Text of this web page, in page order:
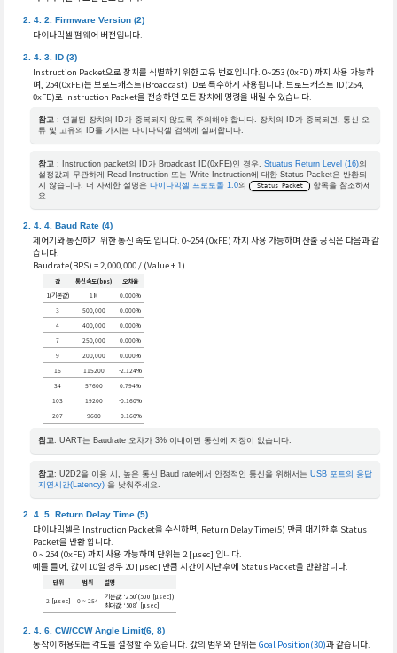
Firmware Version (2)
다이나믹셀 펌웨어 버전입니다.
ID (3)
Instruction Packet으로 장치를 식별하기 위한 고유 번호입니다. 0~253 (0xFD) 까지 사용 가능하
며, 254(0xFE)는 브로드캐스트(Broadcast) ID로 특수하게 사용됩니다. 브로드캐스트 ID(254,
0xFE)로 Instruction Packet을 전송하면 모든 장치에 명령을 내릴 수 있습니다.
참고 : 연결된 장치의 ID가 중복되지 않도록 주의해야 합니다. 장치의 ID가 중복되면, 통신 오
류 및 고유의 ID를 가지는 다이나믹셀 검색에 실패합니다.
참고 : Instruction packet의 ID가 Broadcast ID(0xFE)인 경우,Stuatus Return Level (16)의
설정값과 무관하게 Read Instruction 또는 Write Instruction에 대한 Status Packet은 반환되
지 않습니다. 더 자세한 설명은다이나믹셀 프로토콜 1.0의 Status Packet
항목을 참조하세
요.
Baud Rate (4)
제어기와 통신하기 위한 통신 속도 입니다. 0~254 (0xFE) 까지 사용 가능하며 산출 공식은 다음과 같
습니다.
Baudrate(BPS) = 2,000,000 / (Value + 1)
값 통신속도(bps)
오차율
1(기본값)
1M
0.000%
3
500,000
0.000%
4
400,000
0.000%
7
250,000
0.000%
9
200,000
0.000%
16
115200
-2.124%
34
57600
0.794%
103
19200
-0.160%
207
9600 -0.160%
참고: UART는 Baudrate 오차가 3% 이내이면 통신에 지장이 없습니다.
참고: U2D2을 이용 시, 높은 통신 Baud rate에서 안정적인 통신을 위해서는USB 포트의 응답
지연시간(Latency) 을 낮춰주세요.
Return Delay Time (5)
다이나믹셀은 Instruction Packet을 수신하면, Return Delay Time(5) 만큼 대기한 후 Status
Packet을 반환 합니다.
0 ~ 254 (0xFE) 까지 사용 가능하며 단위는 2 [μsec] 입니다.
예를 들어, 값이 10일 경우 20 [μsec] 만큼 시간이 지난 후에 Status Packet을 반환합니다.
단위 범위 설명
2 [μsec] 0 ~ 254
기본값: ‘250’(500 [μsec])
최대값: ‘508’ [μsec]
CW/CCW Angle Limit(6, 8)
동작이 허용되는 각도를 설정할 수 있습니다. 값의 범위와 단위는 Goal Position(30)과 같습니다.